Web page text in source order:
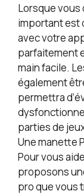
Lorsque vous
important est
avec votre
parfaitement
main facile.
également
permettra
parties de
Une manette
Pour vous
proposons
pro que vous